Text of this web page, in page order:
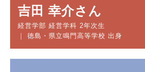
吉田 幸介さん
経営学部 経営学科 2年次生
｜ 徳島・県立鳴門高等学校 出身